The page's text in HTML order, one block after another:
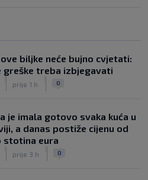
ove biljke neće bujno cvjetati:
greške treba izbjegavati
prije 1 h 0
je imala gotovo svaka kuća u
a danas postiže cijenu od
stotina eura
prije 3 h 0